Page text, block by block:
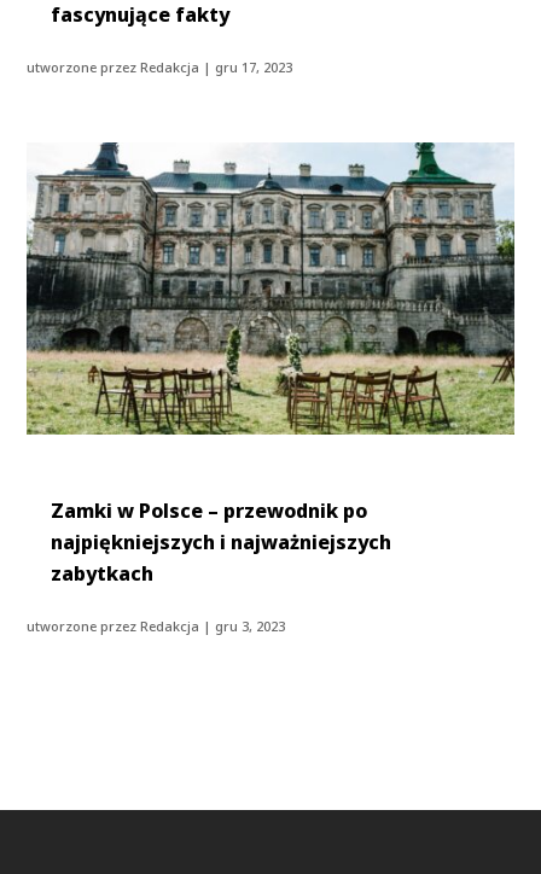
fascynujące fakty
utworzone przezRedakcja | gru 17, 2023
Zamki w Polsce – przewodnik po
najpiękniejszych i najważniejszych
zabytkach
utworzone przezRedakcja | gru 3, 2023